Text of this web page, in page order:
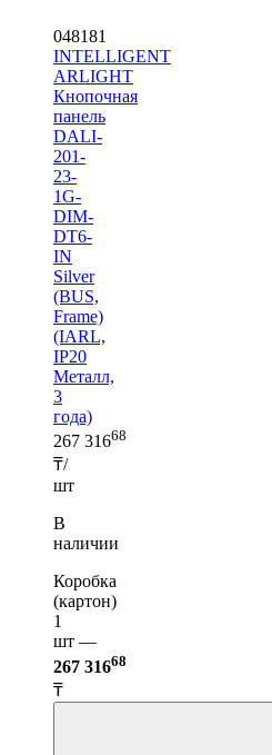
048181
INTELLIGENT
ARLIGHT
Кнопочная
панель
DALI-
201-
23-
1G-
DIM-
DT6-
IN
Silver
(BUS,
Frame)
(IARL,
IP20
Металл,
3
года)
267 31668
₸/
шт
В
наличии
Коробка
(картон)
1
шт —
267 31668
₸